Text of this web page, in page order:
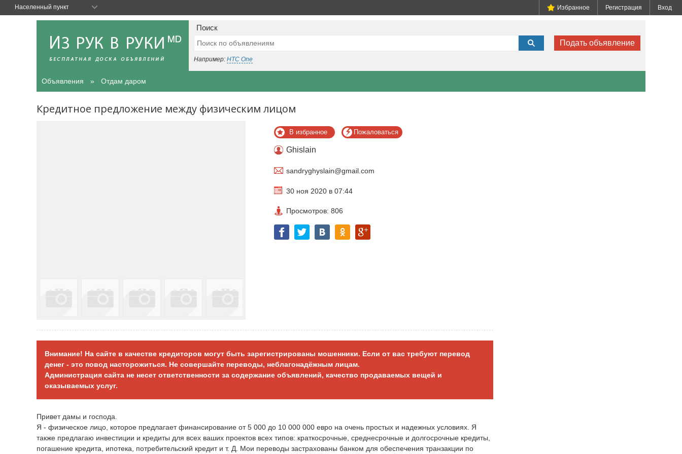
Поиск
Подать объявление
Например: HTC One
Объявления Отдам даром
Кредитное предложение между физическим лицом
В избранное Пожаловаться
Ghislain
sandryghyslain@gmail.com
30 ноя 2020 в 07:44
Просмотров: 806
Внимание! На сайте в качестве кредиторов могут быть зарегистрированы мошенники. Если от вас требуют перевод
денег - это повод насторожиться. Не совершайте переводы, неблагонадёжным лицам.
Администрация сайта не несет ответственности за содержание объявлений, качество продаваемых вещей и
оказываемых услуг.
Привет дамы и господа.
Я - физическое лицо, которое предлагает финансирование от 5 000 до 10 000 000 евро на очень простых и надежных условиях. Я
также предлагаю инвестиции и кредиты для всех ваших проектов всех типов: краткосрочные, среднесрочные и долгосрочные кредиты,
погашение кредита, ипотека, потребительский кредит и т. Д. Мои переводы застрахованы банком для обеспечения транзакции по
Населенный пункт Избранное Регистрация Вход